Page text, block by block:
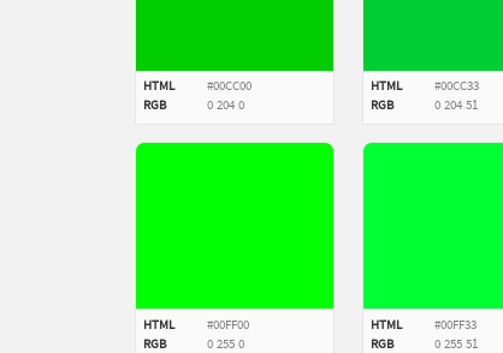
HTML
#00CC00
RGB
0 204 0
HTML
#00CC33
RGB
0 204 51
HTML
#00FF00
RGB
0 255 0
HTML
#00FF33
RGB
0 255 51